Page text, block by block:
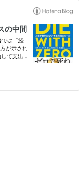
の中間
では「経
が示され
て支出を